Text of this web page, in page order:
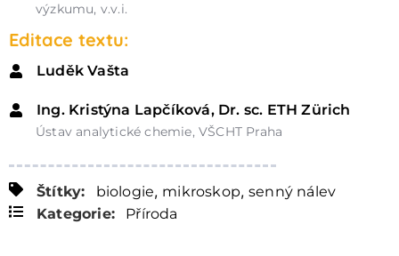
výzkumu, v.v.i.
Editace textu:
Luděk Vašta
Ing. Kristýna Lapčíková, Dr. sc. ETH Zürich
Ústav analytické chemie, VŠCHT Praha
Štítky: biologie, mikroskop, senný nálev
Kategorie:
Příroda